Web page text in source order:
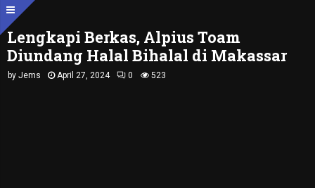
Lengkapi Berkas, Alpius Toam
Diundang Halal Bihalal di Makassar
by Jems April 27, 2024 0 523